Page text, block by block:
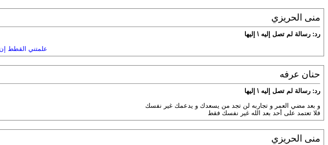
منى الحريزي
رد: رسالة لم تصل إليه \ إليها
علمتني القطط
حنان عرفه
رد: رسالة لم تصل إليه \ إليها
و بعد مضي العمر و تجاربه لن تجد من يسعدك و يدعمك غير نفسك
فلا تعتمد على أحد بعد الله غير نفسك فقط
منى الحريزي